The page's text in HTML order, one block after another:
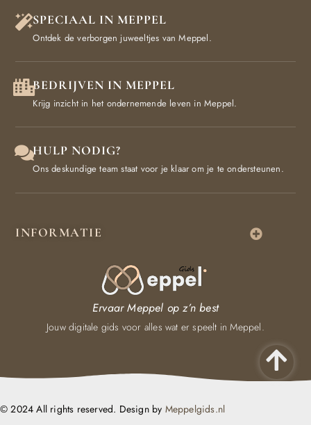
SPECIAAL IN MEPPEL
Ontdek de verborgen juweeltjes van Meppel.
BEDRIJVEN IN MEPPEL
Krijg inzicht in het ondernemende leven in Meppel.
HULP NODIG?
Ons deskundige team staat voor je klaar om je te ondersteunen.
INFORMATIE
Ervaar Meppel op z’n best
Jouw digitale gids voor alles wat er speelt in Meppel.
© 2024 All rights reserved. Design by Meppelgids.nl